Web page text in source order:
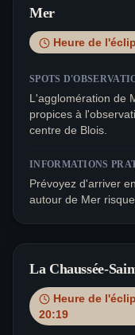
Mer
Heure de
SPOTS
L'agglomération de
propices à
centre de Blois.
INFORMATIONS
Prévoyez d'arriver
autour de Mer
La Chaussée-
Heure de
20:19